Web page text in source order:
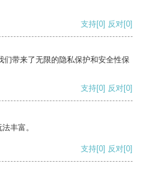
支持[0] 反对[0]
带来了无限的隐私保护和安全性保
支持[0] 反对[0]
丰富。
支持[0] 反对[0]